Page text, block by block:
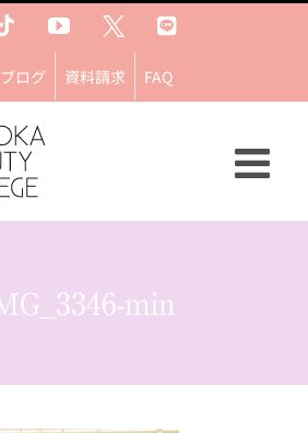
TiktokYouTube
Ｘ LINE
ログ 資料請求 FAQ
min